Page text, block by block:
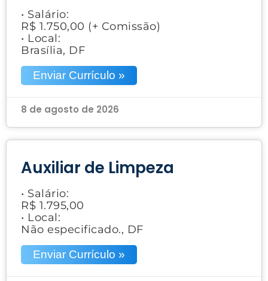
• Salário:
R$ 1.750,00 (+ Comissão)
• Local:
Brasília, DF
Enviar Currículo »
8 de agosto de 2026
Auxiliar de Limpeza
• Salário:
R$ 1.795,00
• Local:
Não especificado., DF
Enviar Currículo »